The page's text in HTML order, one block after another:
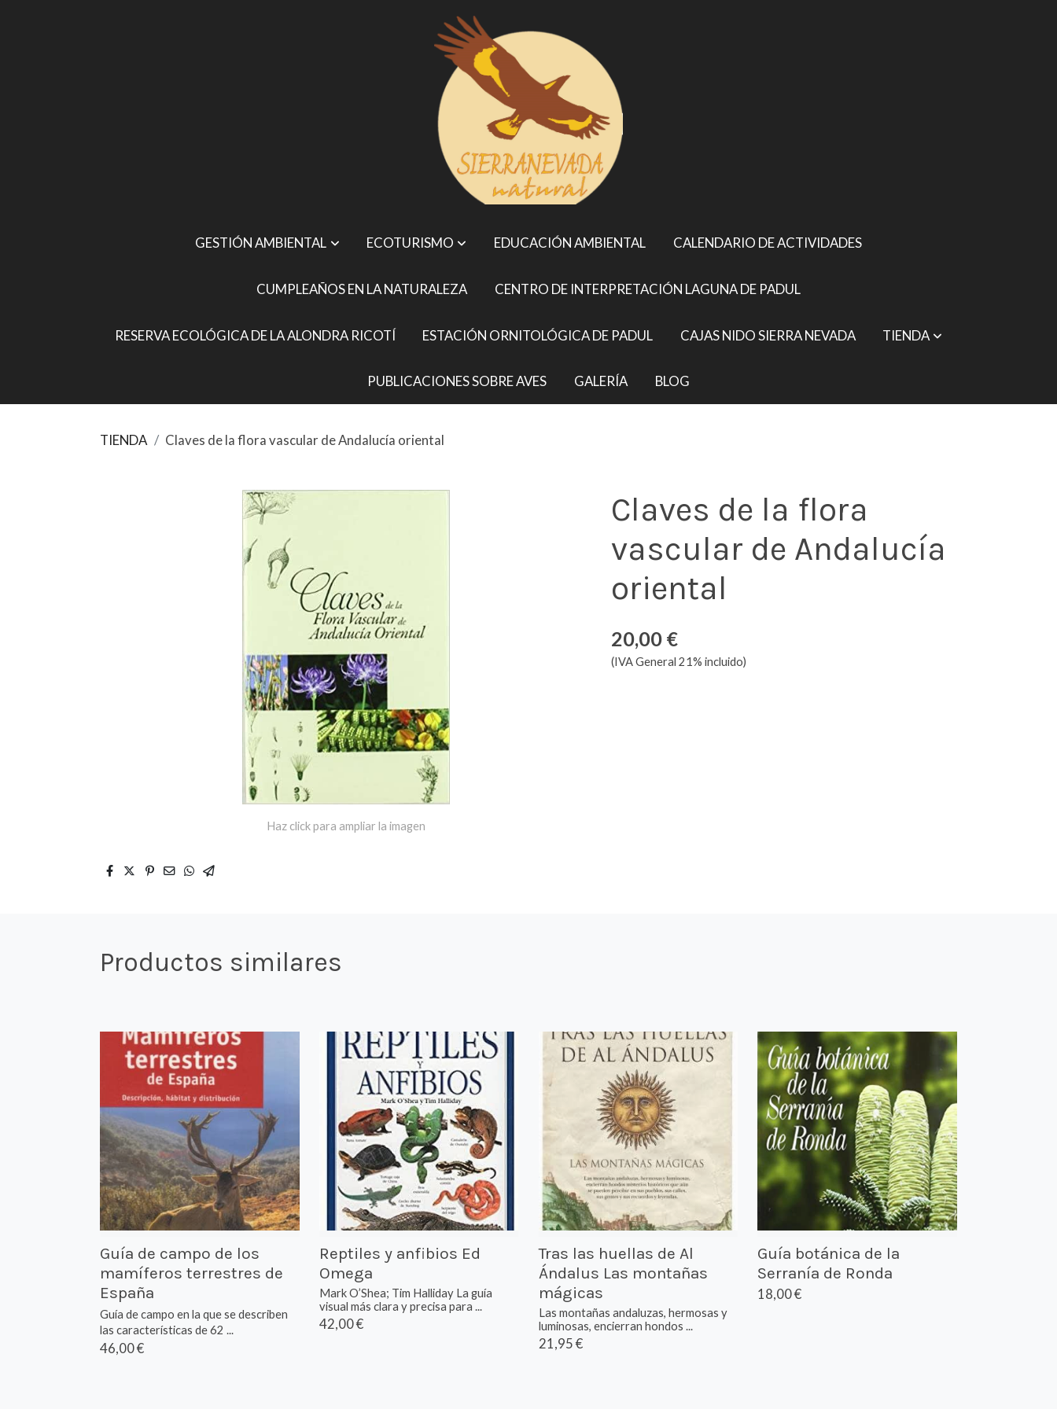
GESTIÓN AMBIENTAL ECOTURISMO EDUCACIÓN AMBIENTAL CALENDARIO DE ACTIVIDADES
CUMPLEAÑOS EN LA NATURALEZA CENTRO DE INTERPRETACIÓN LAGUNA DE PADUL
RESERVA ECOLÓGICA DE LA ALONDRA RICOTÍ ESTACIÓN ORNITOLÓGICA DE PADUL CAJAS NIDO SIERRA NEVADA TIENDA
PUBLICACIONES SOBRE AVES GALERÍA BLOG
TIENDA Claves de la flora vascular de Andalucía oriental
Haz click para ampliar la imagen
Claves de la flora
vascular de Andalucía
oriental
20,00 €
(IVA General 21% incluido)
Productos similares
Guía de campo de los
mamíferos terrestres de
España
Guía de campo en la que se describen
las características de 62 ...
46,00 €
Reptiles y anfibios Ed
Omega
Mark O’Shea; Tim Halliday La guía
visual más clara y precisa para ...
42,00 €
Tras las huellas de Al
Ándalus Las montañas
mágicas
Las montañas andaluzas, hermosas y
luminosas, encierran hondos ...
21,95 €
Guía botánica de la
Serranía de Ronda
18,00 €